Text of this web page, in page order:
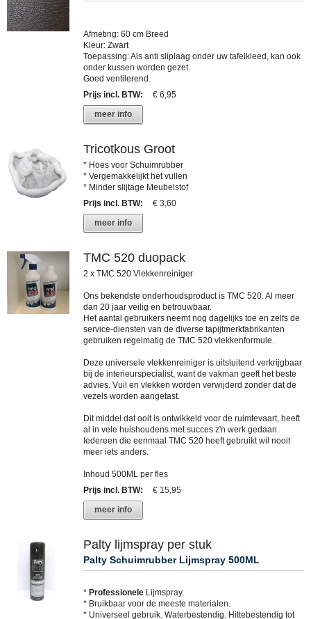
Afmeting: 60 cm Breed
Kleur: Zwart
Toepassing: Als anti sliplaag onder uw tafelkleed, kan ook
onder kussen worden gezet.
Goed ventilerend.
Prijs incl. BTW:
€ 6,95
meer info
Tricotkous Groot
* Hoes voor Schuimrubber
* Vergemakkelijkt het vullen
* Minder slijtage Meubelstof
Prijs incl. BTW:
€ 3,60
meer info
TMC 520 duopack
2 x TMC 520 Vlekkenreiniger
Ons bekendste onderhoudsproduct is TMC 520. Al meer
dan 20 jaar veilig en betrouwbaar.
Het aantal gebruikers neemt nog dagelijks toe en zelfs de
service-diensten van de diverse tapijtmerkfabrikanten
gebruiken regelmatig de TMC 520 vlekkenformule.
Deze universele vlekkenreiniger is uitsluitend verkrijgbaar
bij de interieurspecialist, want de vakman geeft het beste
advies. Vuil en vlekken worden verwijderd zonder dat de
vezels worden aangetast.
Dit middel dat ooit is ontwikkeld voor de ruimtevaart, heeft
al in vele huishoudens met succes z'n werk gedaan.
Iedereen die eenmaal TMC 520 heeft gebruikt wil nooit
meer iets anders.
Inhoud 500ML per fles
Prijs incl. BTW:
€ 15,95
meer info
Palty lijmspray per stuk
Palty Schuimrubber Lijmspray 500ML
* Professionele Lijmspray.
* Bruikbaar voor de meeste materialen.
* Universeel gebruik. Waterbestendig. Hittebestendig tot